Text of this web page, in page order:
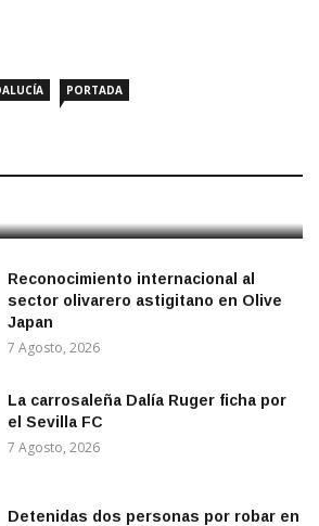
PORTADA
a ladrones de
Reconocimiento internacional al
sector olivarero astigitano en Olive
Japan
7 Agosto, 2026
La carrosaleña Dalía Ruger ficha por
el Sevilla FC
7 Agosto, 2026
Detenidas dos personas por robar en